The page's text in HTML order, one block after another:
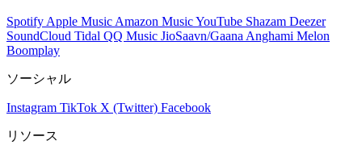
Spotify Apple Music Amazon MusicYouTube Shazam Deezer
SoundCloud Tidal QQ Music JioSaavn/Gaana Anghami Melon
Boomplay
ソーシャル
Instagram TikTok X (Twitter) Facebook
リソース